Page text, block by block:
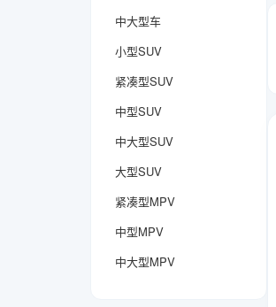
中大型车
小型SUV
紧凑型SUV
中型SUV
中大型SUV
大型SUV
紧凑型MPV
中型MPV
中大型MPV